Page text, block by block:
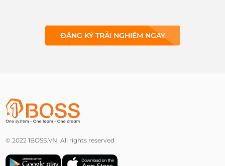
ĐĂNG KÝ TRẢI NGHIỆM NGAY
© 2022 1BOSS.VN. All rights reserved